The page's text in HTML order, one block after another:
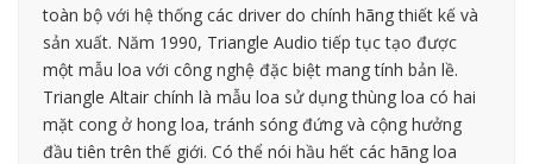
toàn bộ với hệ thống các driver do chính hãng thiết kế và
sản xuất. Năm 1990, Triangle Audio tiếp tục tạo được
một mẫu loa với công nghệ đặc biệt mang tính bản lề.
Triangle Altair chính là mẫu loa sử dụng thùng loa có hai
mặt cong ở hong loa, tránh sóng đứng và cộng hưởng
đầu tiên trên thế giới. Có thể nói hầu hết các hãng loa